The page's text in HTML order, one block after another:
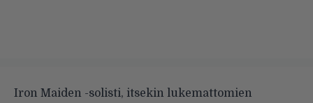
Iron Maiden -solisti, itsekin lukemattomien